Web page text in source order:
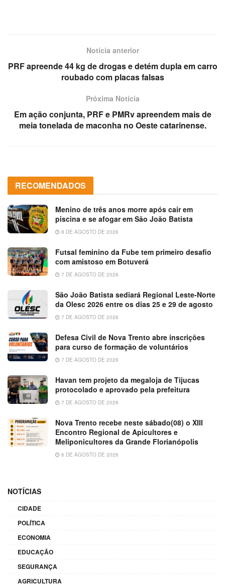
Notícia anterior
PRF apreende 44 kg de drogas e detém dupla em carro
roubado com placas falsas
Próxima Notícia
Em ação conjunta, PRF e PMRv apreendem mais de
meia tonelada de maconha no Oeste catarinense.
RECOMENDADOS
Menino de três anos morre após cair em
piscina e se afogar em São João Batista
8 DE AGOSTO DE 2026
Futsal feminino da Fube tem primeiro desafio
com amistoso em Botuverá
7 DE AGOSTO DE 2026
São João Batista sediará Regional Leste-Norte
da Olesc 2026 entre os dias 25 e 29 de agosto
7 DE AGOSTO DE 2026
Defesa Civil de Nova Trento abre inscrições
para curso de formação de voluntários
7 DE AGOSTO DE 2026
Havan tem projeto da megaloja de Tijucas
protocolado e aprovado pela prefeitura
7 DE AGOSTO DE 2026
Nova Trento recebe neste sábado(08) o XIII
Encontro Regional de Apicultores e
Meliponicultores da Grande Florianópolis
6 DE AGOSTO DE 2026
NOTÍCIAS
CIDADE
POLÍTICA
ECONOMIA
EDUCAÇÃO
SEGURANÇA
AGRICULTURA